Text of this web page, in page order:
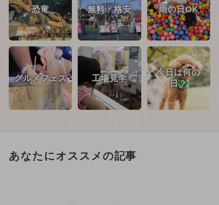
恐竜 無料・格安 雨の日OK
グルメフェス 工場見学
今日は何の
日？
あなたにオススメの記事